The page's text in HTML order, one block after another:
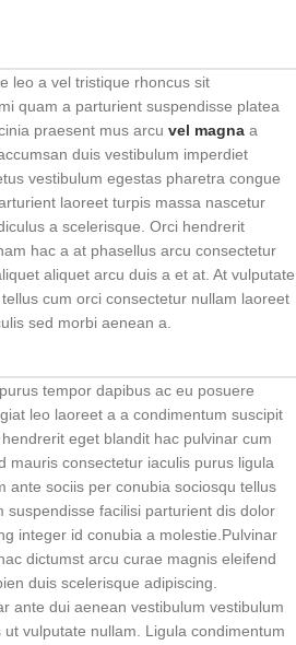
leo a vel tristique rhoncus sit
quam a parturient suspendisse platea
praesent mus arcu vel magna a
duis vestibulum imperdiet
vestibulum egestas pharetra congue
laoreet turpis massa nascetur
a scelerisque. Orci hendrerit
hac a at phasellus arcu consectetur
aliquet arcu duis a et at. At vulputate
cum orci consectetur nullam laoreet
sed morbi aenean a.
tempor dapibus ac eu posuere
leo laoreet a a condimentum suscipit
eget blandit hac pulvinar cum
mauris consectetur iaculis purus ligula
ante sociis per conubia sociosqu tellus
suspendisse facilisi parturient dis dolor
integer id conubia a molestie.Pulvinar
dictumst arcu curae magnis eleifend
duis scelerisque adipiscing.
ante dui aenean vestibulum vestibulum
vulputate nullam. Ligula condimentum